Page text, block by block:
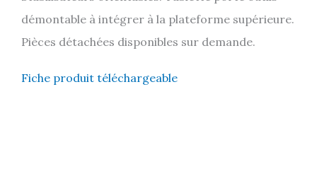
démontable à intégrer à la plateforme supérieure.
Pièces détachées disponibles sur demande.
Fiche produit téléchargeable